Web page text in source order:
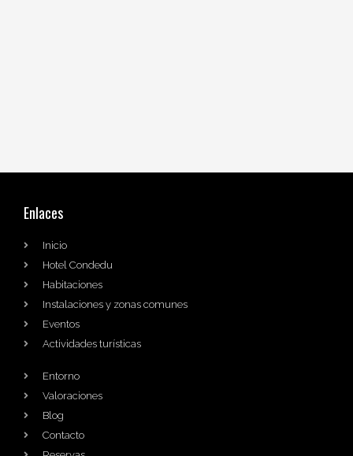
Enlaces
Inicio
Hotel Condedu
Habitaciones
Instalaciones y zonas comunes
Eventos
Actividades turísticas
Entorno
Valoraciones
Blog
Contacto